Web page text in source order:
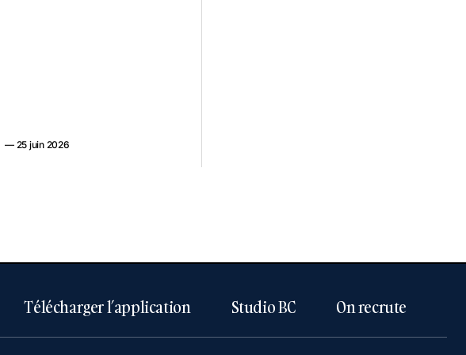
— 25 juin 2026
Télécharger l’application Studio BC On recrute